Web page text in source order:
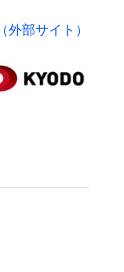
部サイト）